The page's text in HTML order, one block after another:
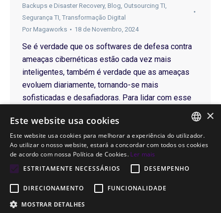
Backups e Disaster Recovery, Blog, Outsourcing TI,
Segurança TI, Transformação Digital
Por Magaworks 18 de Novembro, 2024
Se é verdade que os softwares de defesa contra
ameaças cibernéticas estão cada vez mais
inteligentes, também é verdade que as ameaças
evoluem diariamente, tornando-se mais
sofisticadas e desafiadoras. Para lidar com esse
que antecipem e combatam essas ameaças. A
Inteligência Artificial (IA) desempenha um papel
essencial nesse processo,…
PORTUGUESE
×
Este website usa cookies
Este website usa cookies para melhorar a experiência do utilizador.
Ao utilizar o nosso website, estará a concordar com todos os cookies
de acordo com nossa Política de Cookies. Ler mais
ESTRITAMENTE NECESSÁRIOS
DESEMPENHO
DIRECIONAMENTO
FUNCIONALIDADE
MOSTRAR DETALHES